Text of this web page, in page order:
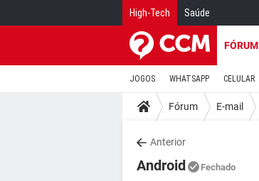
High-Tech Saúde
FÓRUM
JOGOS WHATSAPP CELULAR
Fórum E-mail
Anterior
Android Fechado